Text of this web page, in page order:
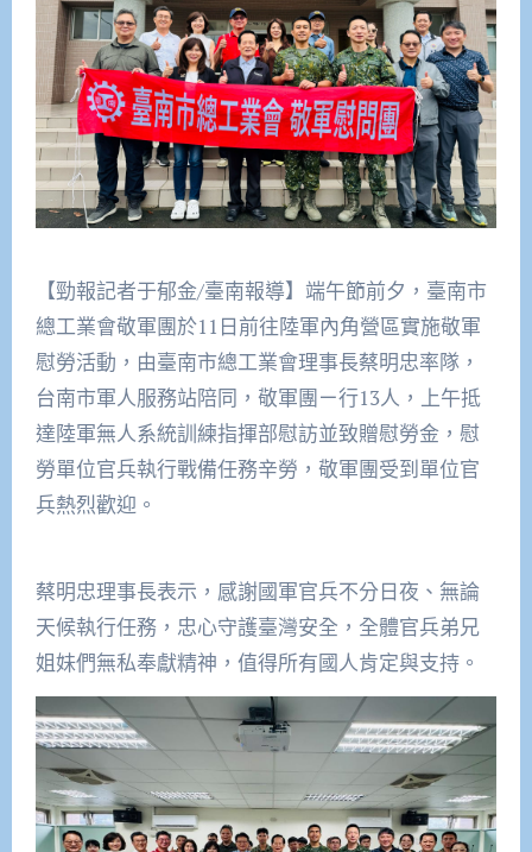
【勁報記者于郁金/臺南報導】端午節前夕，臺南市
總工業會敬軍團於11日前往陸軍內角營區實施敬軍
慰勞活動，由臺南市總工業會理事長蔡明忠率隊，
台南市軍人服務站陪同，敬軍團ㄧ行13人，上午抵
達陸軍無人系統訓練指揮部慰訪並致贈慰勞金，慰
勞單位官兵執行戰備任務辛勞，敬軍團受到單位官
兵熱烈歡迎。
蔡明忠理事長表示，感謝國軍官兵不分日夜、無論
天候執行任務，忠心守護臺灣安全，全體官兵弟兄
姐妹們無私奉獻精神，值得所有國人肯定與支持。